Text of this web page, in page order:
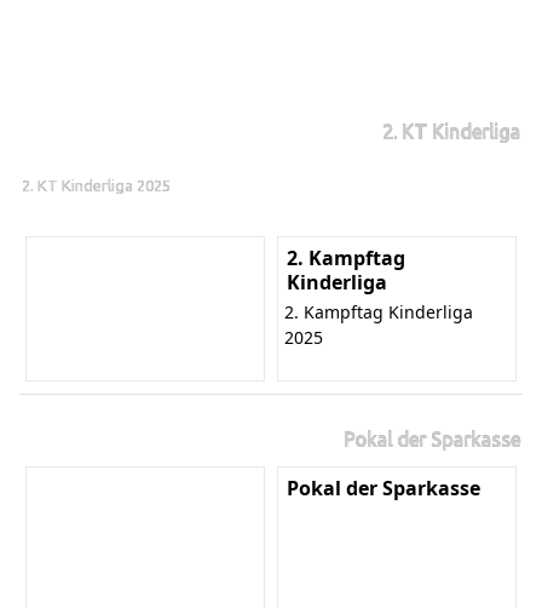
2. KT Kinderliga
2. KT Kinderliga 2025
2. Kampftag
Kinderliga
2. Kampftag Kinderliga
2025
Pokal der Sparkasse
Pokal der Sparkasse